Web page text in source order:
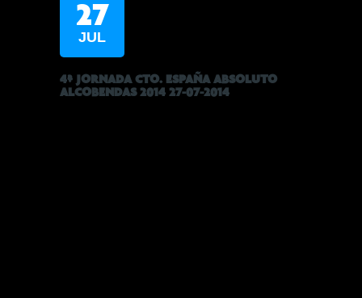
27
JUL
4ª JORNADA CTO. ESPAÑA ABSOLUTO
ALCOBENDAS 2014 27-07-2014